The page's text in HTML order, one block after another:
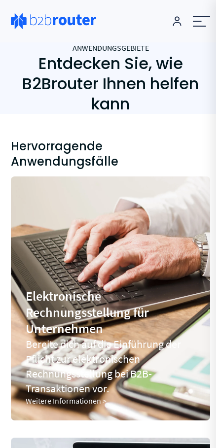
ANWENDUNGSGEBIETE
Entdecken Sie, wie
B2Brouter Ihnen helfen
kann
Hervorragende
Anwendungsfälle
Elektronische
Rechnungsstellung für
Unternehmen
Bereite dich auf die Einführung der
Pflicht zur elektronischen
Rechnungsstellung bei B2B-
Transaktionen vor.
Weitere Informationen >